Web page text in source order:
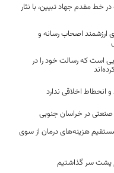
خط مقدم جهاد تبیین، با نثار
ارزشمند اصحاب رسانه و
است که رسالت خود را در
انحطاط اخلاقی ندارد
صنعتی در خراسان جنوبی
هزینه‌های درمان از سوی
پشت سر گذاشتیم